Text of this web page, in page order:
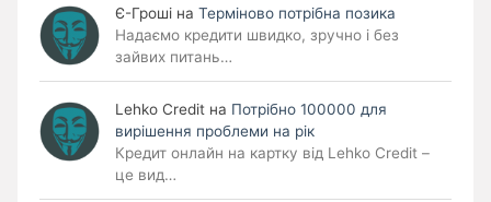
Є-Гроші на Терміново потрібна позика
Надаємо кредити швидко, зручно і без
зайвих питань…
Lehko Сredit на Потрібно 100000 для
вирішення проблеми на рік
Кредит онлайн на картку від Lehko Credit –
це вид…